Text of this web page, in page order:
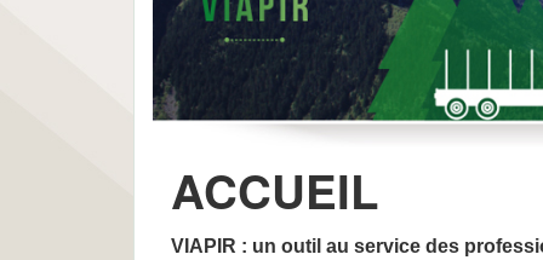
ACCUEIL
VIAPIR : un outil au service des